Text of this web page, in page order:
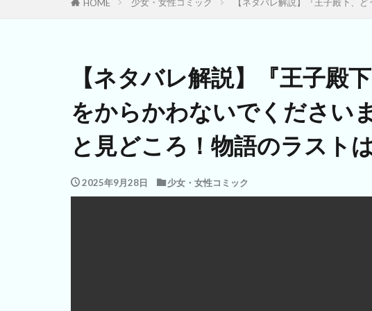
HOME 少女・女性コミック 【ネタバレ解説】『王子殿下、
【ネタバレ解説】『王子殿
をからかわないでください
と見どころ！物語のラスト
2025年9月28日 少女・女性コミック